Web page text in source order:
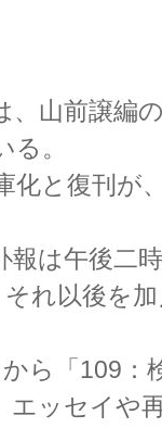
、山前譲編
。
化と復刊が
報は午後二
れ以後を
から「109
エッセイや